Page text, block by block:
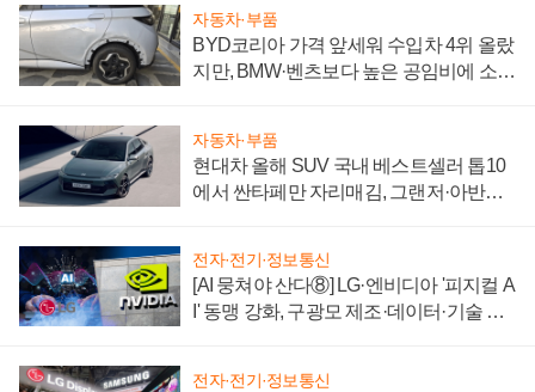
자동차·부품
BYD코리아 가격 앞세워 수입차 4위 올랐
지만, BMW·벤츠보다 높은 공임비에 소비
자동차·부품
현대차 올해 SUV 국내 베스트셀러 톱10
에서 싼타페만 자리매김, 그랜저·아반떼
전자·전기·정보통신
[AI 뭉쳐야 산다⑧] LG·엔비디아 '피지컬 A
I' 동맹 강화, 구광모 제조·데이터·기술 결
전자·전기·정보통신